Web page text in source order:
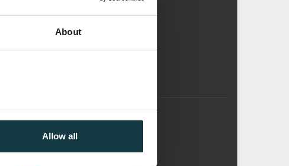
About
Allow all
Sørgerender
Morten Langeland